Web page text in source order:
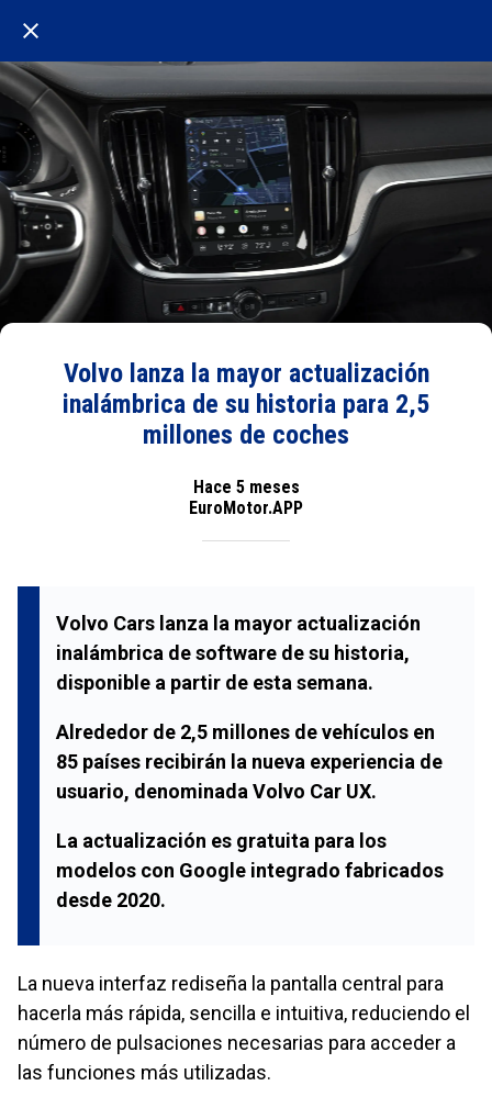
Volvo lanza la mayor actualización
inalámbrica de su historia para 2,5
millones de coches
Hace 5 meses
EuroMotor.APP
Volvo Cars lanza la mayor actualización
inalámbrica de software de su historia,
disponible a partir de esta semana.
Alrededor de 2,5 millones de vehículos en
85 países recibirán la nueva experiencia de
usuario, denominada Volvo Car UX.
La actualización es gratuita para los
modelos con Google integrado fabricados
desde 2020.
La nueva interfaz rediseña la pantalla central para
hacerla más rápida, sencilla e intuitiva, reduciendo el
número de pulsaciones necesarias para acceder a
las funciones más utilizadas.